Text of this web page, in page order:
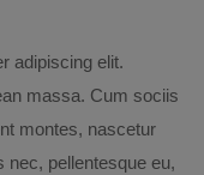
adipiscing elit.
massa. Cum sociis
montes, nascetur
nec, pellentesque eu,